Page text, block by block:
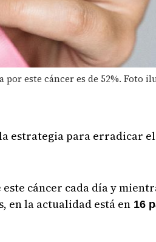
por este cáncer es de 52%. Foto
estrategia para erradicar
cáncer cada día y
en la actualidad está en 16